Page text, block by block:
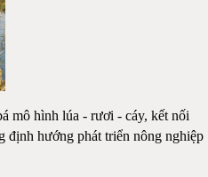
mô hình lúa - rươi - cáy, kết nối
định hướng phát triển nông nghiệp